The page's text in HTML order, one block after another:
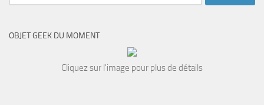
OBJET GEEK DU MOMENT
Cliquez sur l'image pour plus de détails